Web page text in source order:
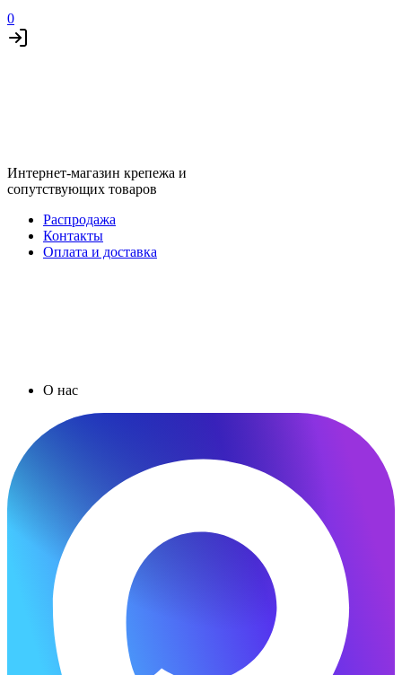
0
Интернет-магазин крепежа и
сопутствующих товаров
Распродажа
Контакты
Оплата и доставка
О нас